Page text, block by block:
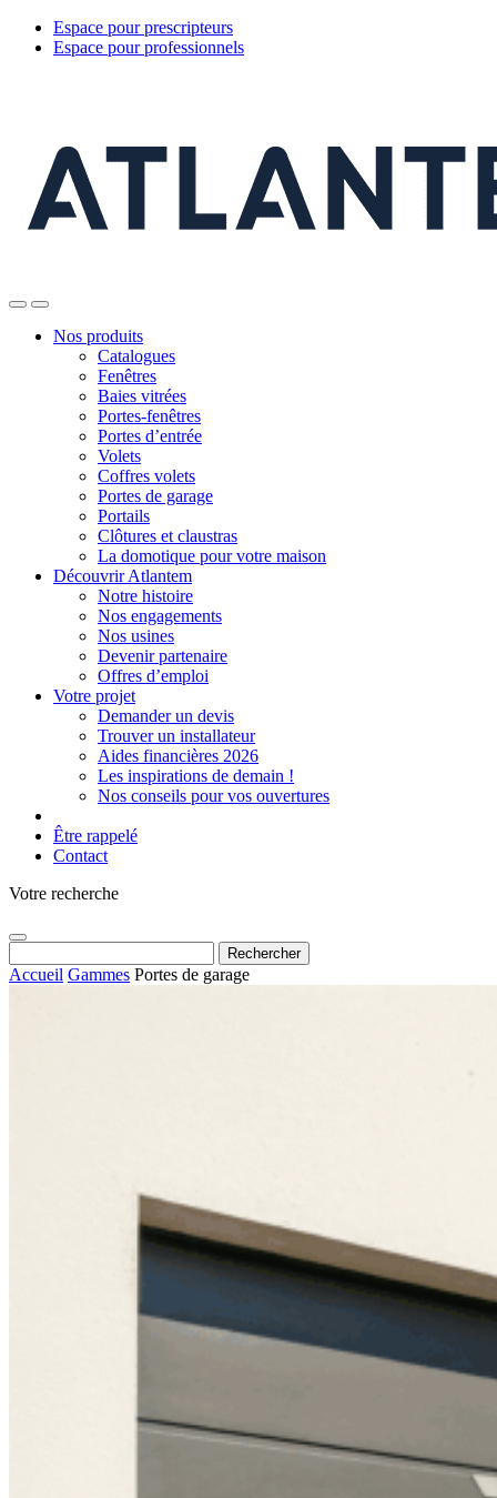
Espace pour prescripteurs
Espace pour professionnels
Nos produits
Catalogues
Fenêtres
Baies vitrées
Portes-fenêtres
Portes d’entrée
Volets
Coffres volets
Portes de garage
Portails
Clôtures et claustras
La domotique pour votre maison
Découvrir Atlantem
Notre histoire
Nos engagements
Nos usines
Devenir partenaire
Offres d’emploi
Votre projet
Demander un devis
Trouver un installateur
Aides financières 2026
Les inspirations de demain !
Nos conseils pour vos ouvertures
Être rappelé
Contact
Votre recherche
Accueil Gammes Portes de garage